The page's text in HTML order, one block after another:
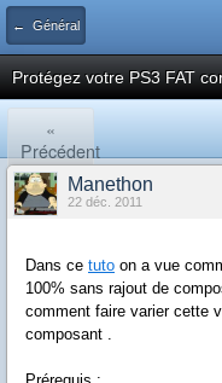
← Général
Protégez votre PS3 FAT
«
Précédent
Manethon
22 déc. 2011
Dans ce tuto on a vue
100% sans rajout de
comment faire varier cette
composant .